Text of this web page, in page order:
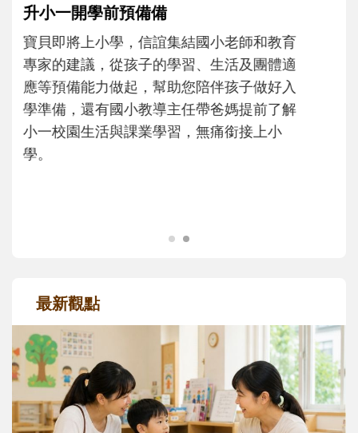
和孩子一起長大的那個男人│讀懂父親的
不同模樣
沒有人天生就擅長當爸爸！男人總是在一次
次「前所未有」的體驗中，跟著孩子一起長
大。從給予安全感的肢體遊戲，到獨立自
主、角色認同及解決問題的能力養成。爸爸
正嘗試用不同的模樣，參與孩子每個重要的
最新觀點